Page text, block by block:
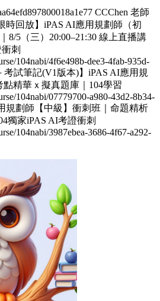
CCChen 老師
時回放】iPAS AI應用規劃師（初
8/5（三）20:00–21:30 線上直播講
刺
104nabi/4f6e498b-dee3-4fab-935d-
考試筆記(V1版本)】iPAS AI應用規
精華ｘ擬真題庫｜104學習
104nabi/07779700-a980-43d2-8b34-
規劃師【中級】衝刺班｜命題精析
獨家iPAS AI考證衝刺
104nabi/3987ebea-3686-4f67-a292-